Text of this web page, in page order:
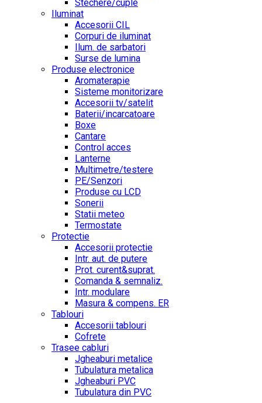
Stechere/cuple
Iluminat
Accesorii CIL
Corpuri de iluminat
Ilum. de sarbatori
Surse de lumina
Produse electronice
Aromaterapie
Sisteme monitorizare
Accesorii tv/satelit
Baterii/incarcatoare
Boxe
Cantare
Control acces
Lanterne
Multimetre/testere
PE/Senzori
Produse cu LCD
Sonerii
Statii meteo
Termostate
Protectie
Accesorii protectie
Intr. aut. de putere
Prot. curent&suprat.
Comanda & semnaliz.
Intr. modulare
Masura & compens. ER
Tablouri
Accesorii tablouri
Cofrete
Trasee cabluri
Jgheaburi metalice
Tubulatura metalica
Jgheaburi PVC
Tubulatura din PVC